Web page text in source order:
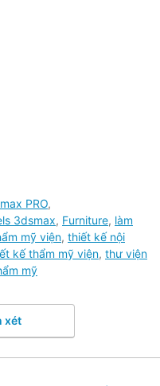
PRO,
3dsmax, Furniture, làm
mỹ viện, thiết kế nội
kế thẩm mỹ viện, thư viện
mỹ
xét